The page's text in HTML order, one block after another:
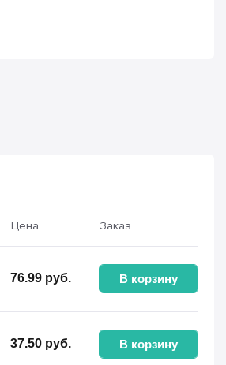
Цена Заказ
76.99 руб. В корзину
37.50 руб. В корзину